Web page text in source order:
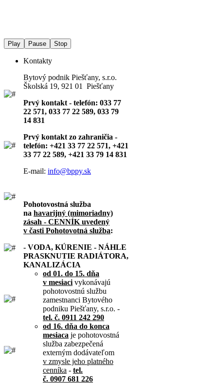
Play Pause Stop
Kontakty
Bytový podnik Piešťany, s.r.o.
Školská 19, 921 01 Piešťany
Prvý kontakt - telefón: 033 77
22 571, 033 77 22 589, 033 79
14 831
Prvý kontakt zo zahraničia -
telefón: +421 33 77 22 571, +421
33 77 22 589, +421 33 79 14 831
E-mail: info@bppy.sk
Pohotovostná služba
na havarijný (mimoriadny)
zásah - CENNÍK uvedený
v časti Pohotovotná služba:
- VODA, KÚRENIE - NÁHLE
PRASKNUTIE RADIÁTORA,
KANALIZÁCIA
od 01. do 15. dňa
v mesiaci vykonávajú
pohotovostnú službu
zamestnanci Bytového
podniku Piešťany, s.r.o. -
tel. č. 0911 242 290
od 16. dňa do konca
mesiaca je pohotovostná
služba zabezpečená
externým dodávateľom
v zmysle jeho platného
cenníka - tel.
č. 0907 681 226